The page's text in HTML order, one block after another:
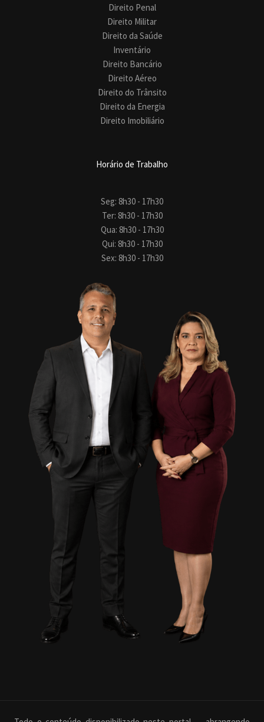
Direito Penal
Direito Militar
Direito da Saúde
Inventário
Direito Bancário
Direito Aéreo
Direito do Trânsito
Direito da Energia
Direito Imobiliário
Horário de Trabalho
Seg: 8h30 - 17h30
Ter: 8h30 - 17h30
Qua: 8h30 - 17h30
Qui: 8h30 - 17h30
Sex: 8h30 - 17h30